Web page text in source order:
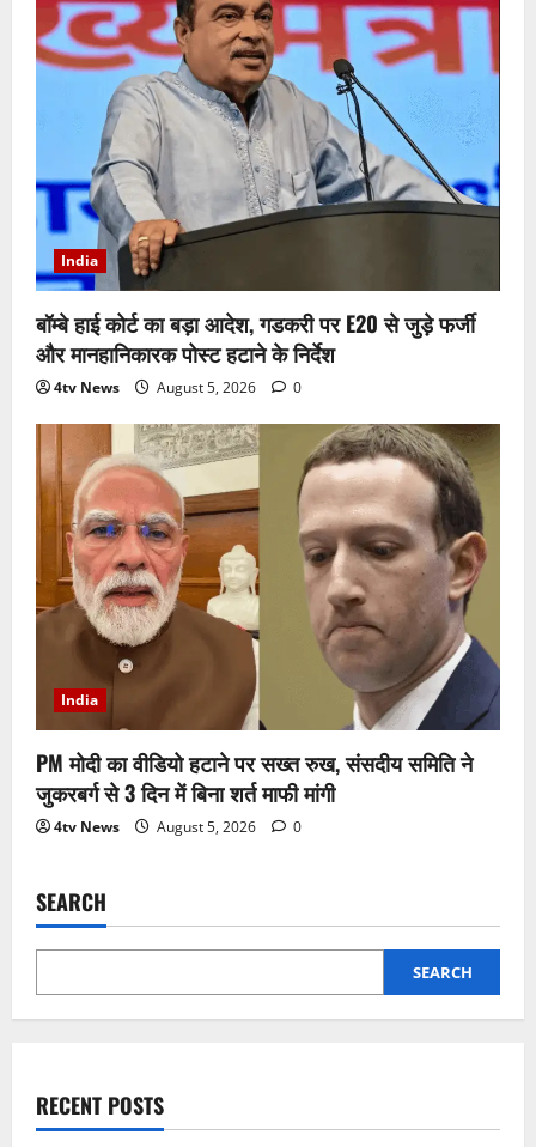
India
बॉम्बे हाई कोर्ट का बड़ा आदेश, गडकरी पर E20 से जुड़े फर्जी
और मानहानिकारक पोस्ट हटाने के निर्देश
4tv News August 5, 2026 0
India
PM मोदी का वीडियो हटाने पर सख्त रुख, संसदीय समिति ने
जुकरबर्ग से 3 दिन में बिना शर्त माफी मांगी
4tv News August 5, 2026 0
SEARCH
SEARCH
RECENT POSTS